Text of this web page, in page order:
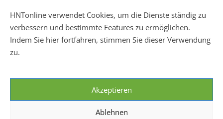
HNTonline verwendet Cookies, um die Dienste ständig zu
verbessern und bestimmte Features zu ermöglichen.
Indem Sie hier fortfahren, stimmen Sie dieser Verwendung
zu.
Akzeptieren
Ablehnen
Mo – Fr 08:00 – 22:00 Uhr
Sa + So 10:00 – 18:00 Uhr